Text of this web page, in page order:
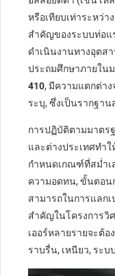
หรือเทียบเท่าระหว่า
สำคัญของระบบท่อแ
ดำเนินงานทางอุตส
ประถมศึกษาภายใน
410, มีความแตกต่า
ระบุ, ซึ่งเป็นรากฐา
การปฏิบัติตามมาตร
และต่างประเทศทำ
กำหนดเกณฑ์ที่สม่ำเ
ความอดทน, ขั้นตอน
สามารถในการแลก
สำคัญในโครงการวิ
เออร์หลายรายจะต้อ
ราบรื่น, เหนียว, ระ